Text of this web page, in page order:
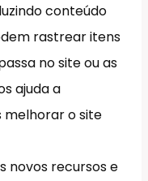
conteúdo
rastrear itens
no site ou as
ajuda a
o site
novos recursos e